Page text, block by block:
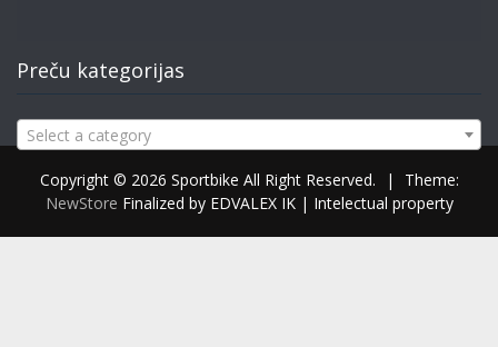
Preču kategorijas
Select a category
Copyright © 2026 Sportbike All Right Reserved. |
Theme:
NewStore Finalized by EDVALEX IK | Intelectual property